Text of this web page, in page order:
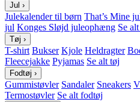
Jul ›
Julekalender til børn That’s Mine
jul Konges Sløjd juleophæng Se
Tøj ›
T-shirt Bukser Kjole Heldragter
Fleecejakke Pyjamas Se alt tøj
Fodtøj ›
Gummistøvler Sandaler Sneakers
Termostøvler Se alt fodtøj